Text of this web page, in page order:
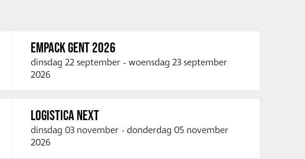
EMPACK GENT 2026
dinsdag 22 september - woensdag 23 september
2026
LOGISTICA NEXT
dinsdag 03 november - donderdag 05 november
2026